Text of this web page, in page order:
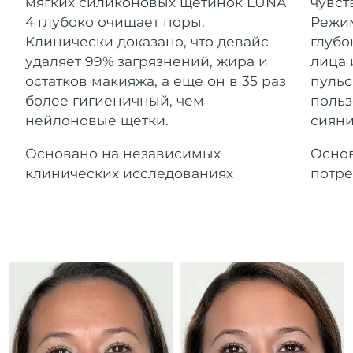
4 глубоко очищает поры.
Клинически доказано, что девайс
удаляет 99% загрязнений, жира и
остатков макияжа, а еще он в 35 раз
более гигиеничный, чем
нейлоновые щетки.
Основано на независимых
клинических исследованиях
лица
For healthy hair
Косметика Для мужчин
Купить
Гибралтар
Ожидаемая дата доставки
14/08/2026
Греция
Ожидаемая дата доставки
Гонконг (САР)
Ожидаемая дата доставки
11/08/2026
Венгрия
Ожидаемая дата доставки
08/08/2026
Ирландия
Ожидаемая дата доставки
10/08/2026
о-в Мэн
Ожидаемая дата доставки